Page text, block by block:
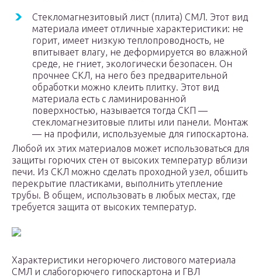
Стекломагнезитовый лист (плита) СМЛ. Этот вид
материала имеет отличные характеристики: не
горит, имеет низкую теплопроводность, не
впитывает влагу, не деформируется во влажной
среде, не гниет, экологически безопасен. Он
прочнее СКЛ, на него без предварительной
обработки можно клеить плитку. Этот вид
материала есть с ламинированной
поверхностью, называется тогда СКП —
стекломагнезитовые плиты или панели. Монтаж
— на профили, используемые для гипоскартона.
Любой их этих материалов может использоваться для
защиты горючих стен от высоких температур вблизи
печи. Из СКЛ можно сделать проходной узел, обшить
перекрытие пластиками, выполнить утепление
трубы. В общем, использовать в любых местах, где
требуется защита от высоких температур.
Характеристики негорючего листового материала
СМЛ и слабогорючего гипоскартона и ГВЛ